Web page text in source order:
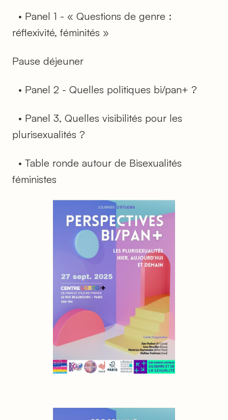
• Panel 1 - « Questions de genre :
réflexivité, féminités »
Pause déjeuner
• Panel 2 - Quelles politiques bi/pan+ ?
• Panel 3, Quelles visibilités pour les
plurisexualités ?
• Table ronde autour de Bisexualités
féministes